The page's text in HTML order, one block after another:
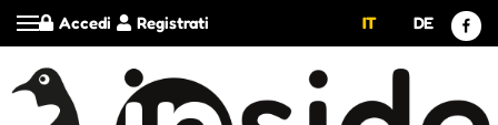
Registrati
Accedi IT DE